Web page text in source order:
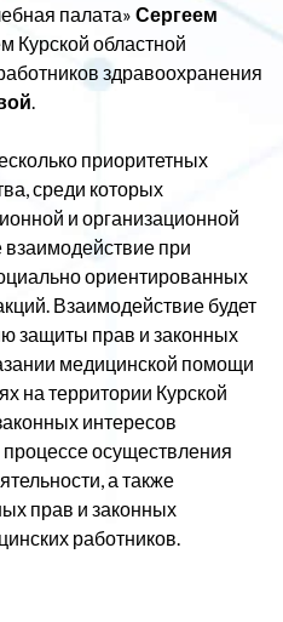
палата» Сергеем
Курской областной
здравоохранения
приоритетных
среди которых
и организационной
при
ориентированных
Взаимодействие будет
защиты прав и законных
медицинской помощи
на территории Курской
интересов
осуществления
а также
прав и законных
работников.